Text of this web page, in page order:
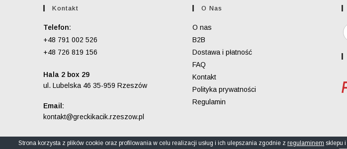
Kontakt
Telefon:
+48 791 002 526
+48 726 819 156
Hala 2 box 29
ul. Lubelska 46 35-959 Rzeszów
Email:
kontakt@greckikacik.rzeszow.pl
application
O Nas
O nas
B2B
Dostawa i płatność
FAQ
Kontakt
Polityka prywatności
Regulamin
Strona korzysta z plików cookie oraz profilowania w celu realizacji usług i ich ulepszania zgodnie z regulaminem sklepu i